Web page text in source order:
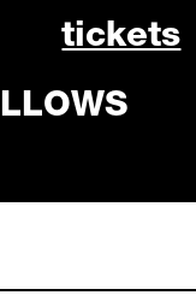
tickets
that